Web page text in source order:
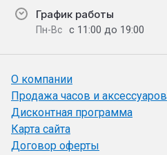
График работы
Пн-Вс с 11:00 до 19:00
О компании
Продажа часов и аксессуаров
Дисконтная программа
Карта сайта
Договор оферты